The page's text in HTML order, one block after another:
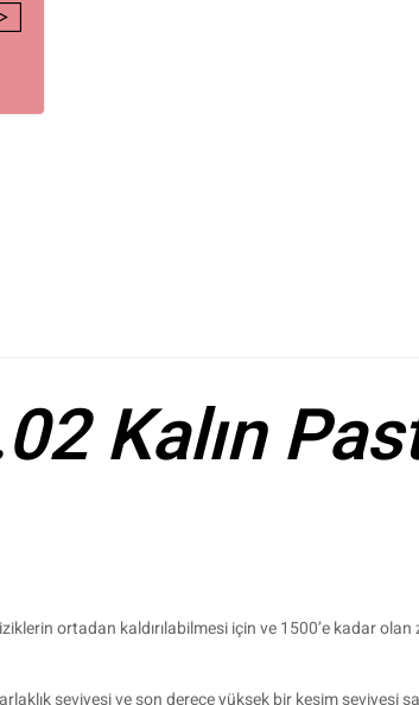
Kalın
ortadan kaldırılabilmesi için ve 1500’e kadar
seviyesi ve son derece yüksek bir kesim seviyesi